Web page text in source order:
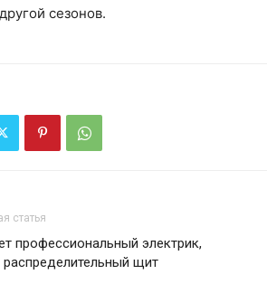
сезонов.
статья
профессиональный электрик,
распределительный щит